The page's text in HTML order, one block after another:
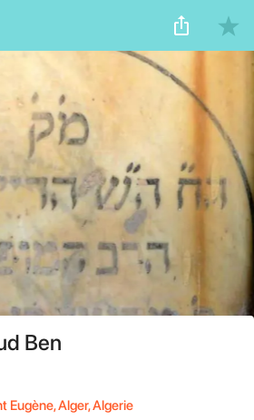
Ben
Eugène, Alger, Algerie